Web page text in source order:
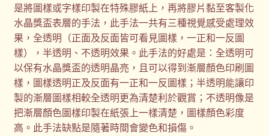
是將圖樣或字樣印製在特殊膠紙上，再將膠片黏至客製化
水晶獎盃表層的手法，此手法一共有三種視覺感受處理效
果，全透明（正面及反面皆可看見圖樣，一正和一反圖
樣），半透明、不透明效果。此手法的好處是：全透明可
以保有水晶獎盃的透明晶亮，且可以得到漸層顏色印刷圖
樣，圖樣透明正及反面有一正和一反圖樣；半透明能讓印
製的漸層圖樣相較全透明更為清楚利於觀賞；不透明像是
把漸層顏色圖樣印製在紙張上一樣清楚，圖樣顏色彩度
高。此手法缺點是隨著時間會變色和損傷。